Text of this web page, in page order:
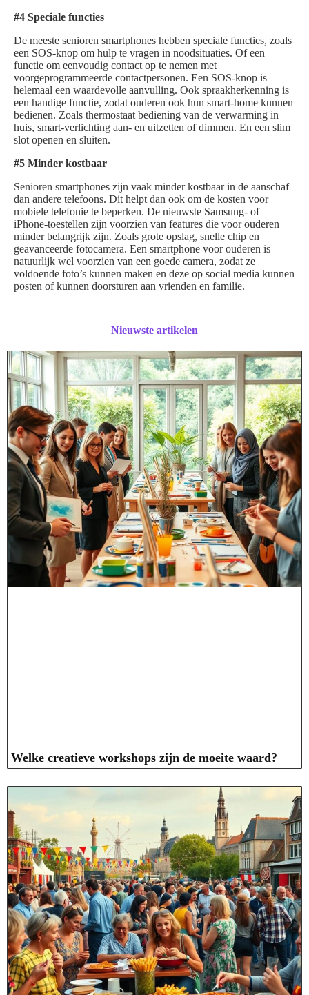
#4 Speciale functies
De meeste senioren smartphones hebben speciale functies, zoals
een SOS-knop om hulp te vragen in noodsituaties. Of een
functie om eenvoudig contact op te nemen met
voorgeprogrammeerde contactpersonen. Een SOS-knop is
helemaal een waardevolle aanvulling. Ook spraakherkenning is
een handige functie, zodat ouderen ook hun smart-home kunnen
bedienen. Zoals thermostaat bediening van de verwarming in
huis, smart-verlichting aan- en uitzetten of dimmen. En een slim
slot openen en sluiten.
#5 Minder kostbaar
Senioren smartphones zijn vaak minder kostbaar in de aanschaf
dan andere telefoons. Dit helpt dan ook om de kosten voor
mobiele telefonie te beperken. De nieuwste Samsung- of
iPhone-toestellen zijn voorzien van features die voor ouderen
minder belangrijk zijn. Zoals grote opslag, snelle chip en
geavanceerde fotocamera. Een smartphone voor ouderen is
natuurlijk wel voorzien van een goede camera, zodat ze
voldoende foto’s kunnen maken en deze op social media kunnen
posten of kunnen doorsturen aan vrienden en familie.
Nieuwste artikelen
Welke creatieve workshops zijn de moeite waard?